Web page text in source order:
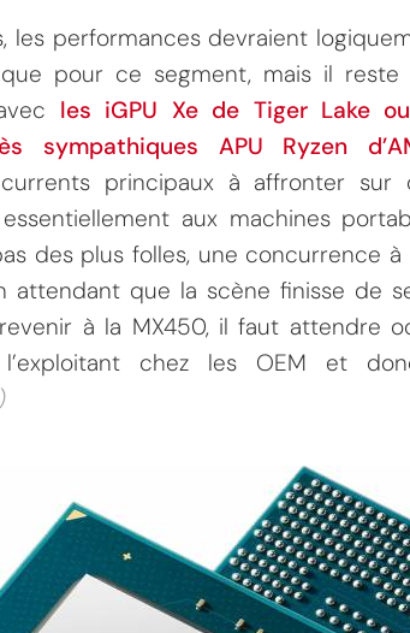
les performances devraient
pour ce segment, mais il
les iGPU Xe de Tiger Lake
sympathiques APU Ryzen
principaux à affronter sur
aux machines
des plus folles, une concurrence
attendant que la scène finisse de
à la MX450, il faut attendre
l’exploitant chez les OEM et
)